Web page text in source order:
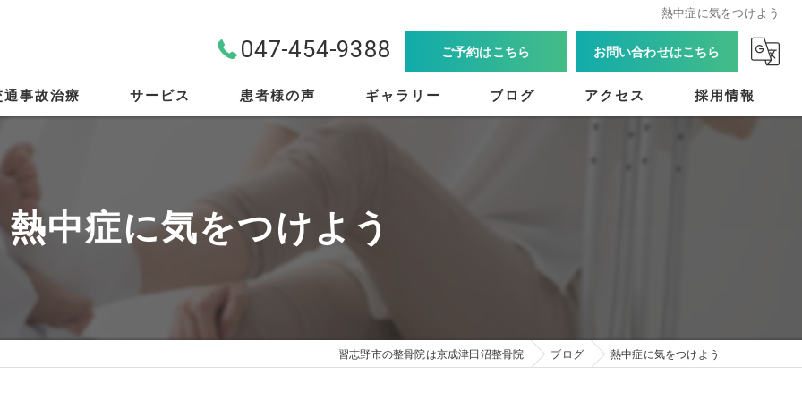
熱中症に気をつけよう
047-454-9388 ご予約はこちら お問い合わせはこちら
通事故治療 サービス
スポーツ外傷
骨盤矯正
患者様の声 ギャラリー ブログ アクセス 採用情報
熱中症に気をつけよう
習志野市の整骨院は京成津田沼整骨院 ブログ 熱中症に気をつけよう